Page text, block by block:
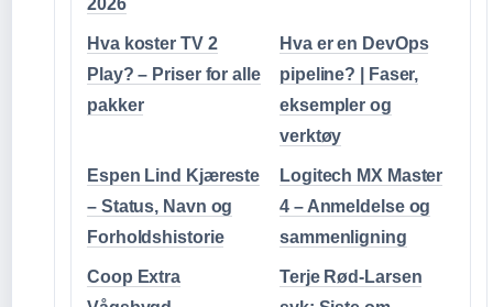
Hva koster TV 2
Play? – Priser for alle
pakker
Hva er en DevOps
pipeline? | Faser,
eksempler og
verktøy
Espen Lind Kjæreste
– Status, Navn og
Forholdshistorie
Logitech MX Master
4 – Anmeldelse og
sammenligning
Coop Extra
Terje Rød-Larsen